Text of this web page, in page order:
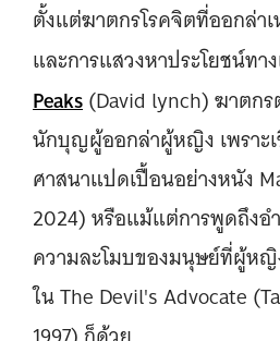
ตั้งแต่ฆาตกรโรคจิตที่ออกล่า
และการแสวงหาประโยชน์ทา
Peaks(David lynch) ฆาตกร
นักบุญผู้ออกล่าผู้หญิง เพราะ
ศาสนาแปดเปื้อนอย่างหนัง
2024) หรือแม้แต่การพูดถึงอ
ความละโมบของมนุษย์ที่ผู้หญิ
ใน The Devil's Advocate